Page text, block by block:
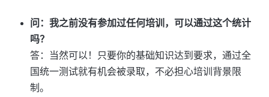
问：我之前没有参加过任何培训，可以通过这个统计
吗？
答：当然可以！只要你的基础知识达到要求，通过全
国统一测试就有机会被录取，不必担心培训背景限
制。